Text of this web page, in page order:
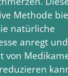
Methode
natürliche
anregt
von